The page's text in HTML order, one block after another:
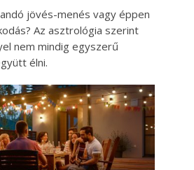
jövés-menés vagy éppen
Az asztrológia szerint
nem mindig egyszerű
élni.